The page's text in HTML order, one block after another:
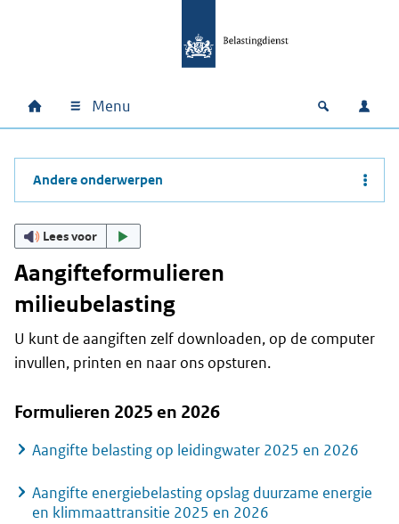
Hoofdnavigatie
Home Menu Open
Andere onderwerpen
Lees voor
Aangifteformulieren
milieubelasting
U kunt de aangiften zelf downloaden, op de computer
invullen, printen en naar ons opsturen.
Formulieren 2025 en 2026
Aangifte belasting op leidingwater 2025 en 2026
Aangifte energiebelasting opslag duurzame energie
en klimmaattransitie 2025 en 2026